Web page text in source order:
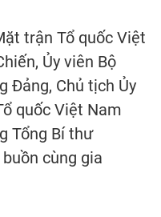
trận Tổ quốc Việt
Ủy viên Bộ
Đảng, Chủ tịch Ủy
quốc Việt Nam
Tổng Bí thư
cùng gia